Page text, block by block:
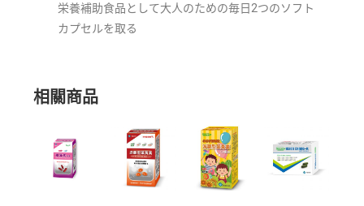
栄養補助食品として大人のための毎日2つのソフト
カプセルを取る
相關商品